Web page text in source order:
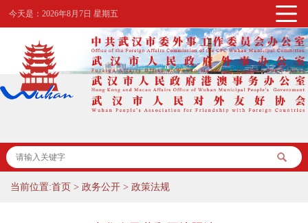
今天是：2026年8月7日 星期五
当前位置:首页 > 政务公开 > 政策法规